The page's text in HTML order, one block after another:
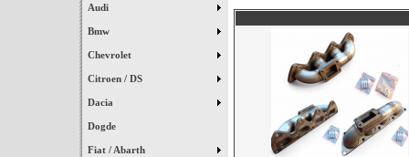
Audi
Bmw
Chevrolet
Citroen / DS
Dacia
Dogde
Fiat / Abarth